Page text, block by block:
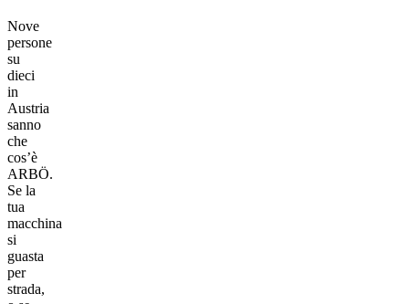
Nove
persone
su
dieci
in
Austria
sanno
che
cos’è
ARBÖ.
Se la
tua
macchina
si
guasta
per
strada,